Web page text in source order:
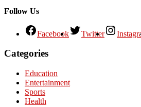
Follow Us
Facebook Twitter
Categories
Education
Entertainment
Sports
Health